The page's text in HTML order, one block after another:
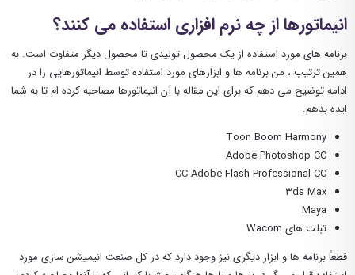
انیماتورها از چه نرم افزاری استفاده می کنند؟
برنامه های مورد استفاده از یک محصول تولیدی تا محصول دیگر متفاوت است. به
همین ترتیب ، من برنامه ها و ابزارهای مورد استفاده توسط انیماتورهایی را در
ادامه توضیح می دهم که برای این مقاله با آن انیماتورها مصاحبه کرده ام تا به شما
ایده بدهم.
Toon Boom Harmony
Adobe Photoshop CC
CC Adobe Flash Professional CC
۳ds Max
Maya
تبلت های Wacom
قطعاً برنامه ها و ابزار دیگری نیز وجود دارد که در کل صنعت انیمیشن سازی مورد